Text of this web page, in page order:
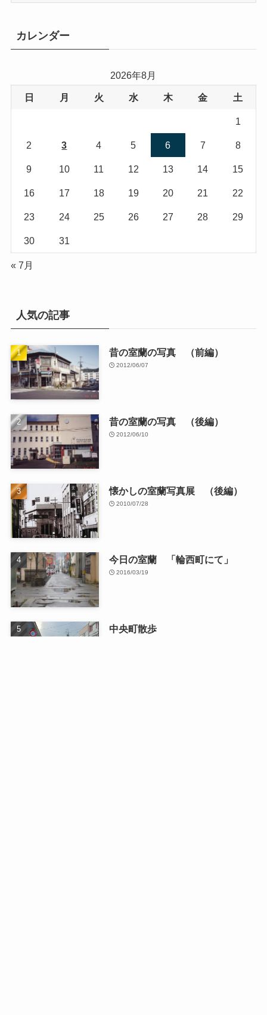
ー
カレンダー
2026年8月
日 月 火 水 木 金 土
1
2 3 4 5 6 7 8
9 10 11 12 13 14 15
16 17 18 19 20 21 22
23 24 25 26 27 28 29
30 31
« 7月
人気の記事
昔の室蘭の写真 （前編）
2012/06/07
昔の室蘭の写真 （後編）
2012/06/10
懐かしの室蘭写真展 （後編）
2010/07/28
今日の室蘭 「輪西町にて」
2016/03/19
中央町散歩